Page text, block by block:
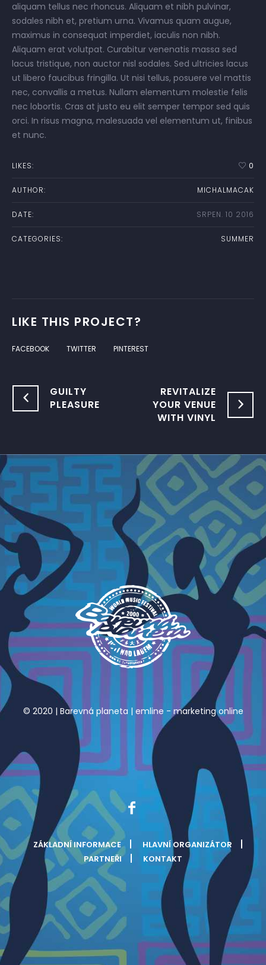
aliquam tellus nec rhoncus. Aliquam et nibh pulvinar,
sodales nibh et, pretium urna. Vivamus quam augue,
maximus in consequat imperdiet, iaculis non nibh.
Aliquam erat volutpat. Curabitur venenatis massa sed
lacus tristique, non auctor nisl sodales. Sed ultricies lacus
ut libero faucibus fringilla. Ut nisi tellus, posuere vel mattis
nec, convallis a metus. Nullam elementum molestie felis
nec lobortis. Cras at justo eu elit semper tempor sed quis
orci. In risus magna, malesuada vel elementum ut, finibus
et nunc.
LIKES: 0
AUTHOR: MICHALMACAK
DATE: SRPEN. 10 2016
CATEGORIES: SUMMER
LIKE THIS PROJECT?
FACEBOOK TWITTER PINTEREST
GUILTY
PLEASURE
REVITALIZE
YOUR VENUE
WITH VINYL
© 2020 | Barevná planeta | emline - marketing online
ZÁKLADNÍ INFORMACE
HLAVNÍ ORGANIZÁTOR
PARTNEŘI
KONTAKT